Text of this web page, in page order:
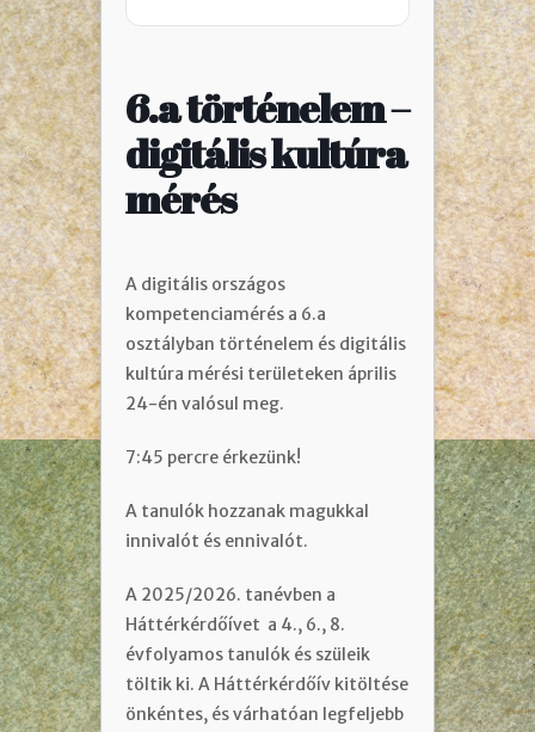
6.a történelem –
digitális kultúra
mérés
A digitális országos
kompetenciamérés a 6.a
osztályban történelem és digitális
kultúra mérési területeken április
24-én valósul meg.
7:45 percre érkezünk!
A tanulók hozzanak magukkal
innivalót és ennivalót.
A 2025/2026. tanévben a
Háttérkérdőívet a 4., 6., 8.
évfolyamos tanulók és szüleik
töltik ki. A Háttérkérdőív kitöltése
önkéntes, és várhatóan legfeljebb